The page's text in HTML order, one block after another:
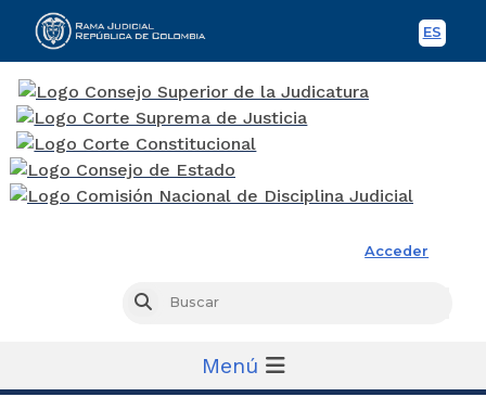
ES
Acceder
Buscar
Menú